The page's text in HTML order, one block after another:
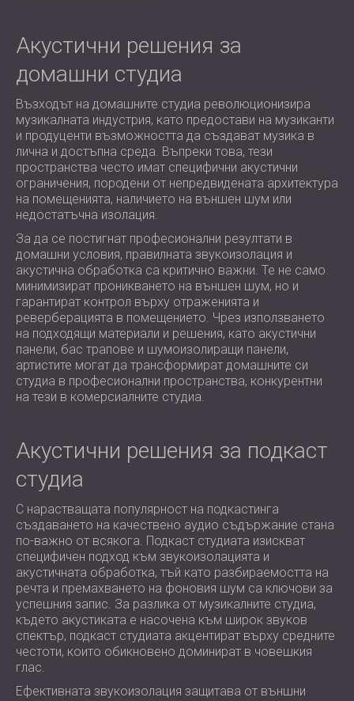
Акустични решения за
домашни студиа
Възходът на домашните студиа революционизира
музикалната индустрия, като предостави на музиканти
и продуценти възможността да създават музика в
лична и достъпна среда. Въпреки това, тези
пространства често имат специфични акустични
ограничения, породени от непредвидената архитектура
на помещенията, наличието на външен шум или
недостатъчна изолация.
За да се постигнат професионални резултати в
домашни условия, правилната звукоизолация и
акустична обработка са критично важни. Те не само
минимизират проникването на външен шум, но и
гарантират контрол върху отраженията и
реверберацията в помещението. Чрез използването
на подходящи материали и решения, като акустични
панели, бас трапове и шумоизолиращи панели,
артистите могат да трансформират домашните си
студиа в професионални пространства, конкурентни
на тези в комерсиалните студиа.
Акустични решения за подкаст
студиа
С нарастващата популярност на подкастинга
създаването на качествено аудио съдържание стана
по-важно от всякога. Подкаст студиата изискват
специфичен подход към звукоизолацията и
акустичната обработка, тъй като разбираемостта на
речта и премахването на фоновия шум са ключови за
успешния запис. За разлика от музикалните студиа,
където акустиката е насочена към широк звуков
спектър, подкаст студиата акцентират върху средните
честоти, които обикновено доминират в човешкия
глас.
Ефективната звукоизолация защитава от външни